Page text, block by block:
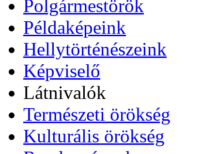
Polgármestörök
Példaképeink
Hellytörténészeink
Képviselő
Látnivalók
Természeti örökség
Kulturális örökség